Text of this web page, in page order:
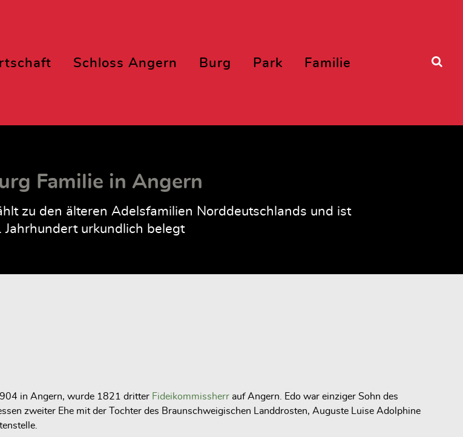
Schloss Angern Burg Park Familie
Familie in Angern
zu den älteren Adelsfamilien Norddeutschlands und ist
Jahrhundert urkundlich belegt
in Angern, wurde 1821 dritter Fideikommissherr auf Angern. Edo war einziger Sohn des
zweiter Ehe mit der Tochter des Braunschweigischen Landdrosten, Auguste Luise Adolphine